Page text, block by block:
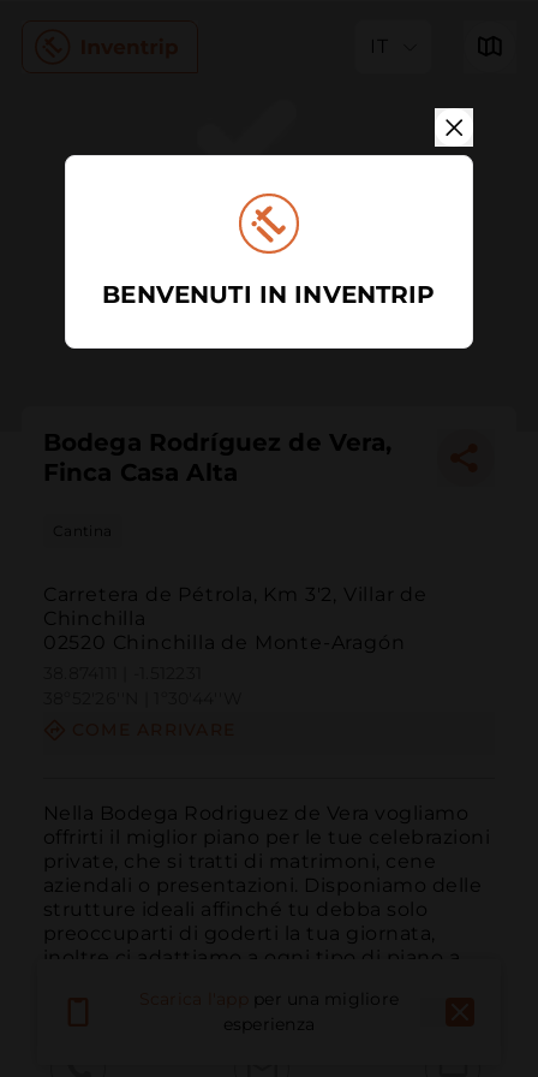
IT
Bodega Rodríguez de Vera,
Finca Casa Alta
Cantina
Carretera de Pétrola, Km 3'2, Villar de
Chinchilla
02520 Chinchilla de Monte-Aragón
Nella Bodega Rodriguez de Vera vogliamo
offrirti il miglior piano per le tue celebrazioni
private, che si tratti di matrimoni, cene
aziendali o presentazioni. Disponiamo delle
strutture ideali affinché tu debba solo
preoccuparti di goderti la tua giornata,
inoltre ci adattiamo a ogni tipo di piano a...
per una migliore
esperienza
BENVENUTI IN INVENTRIP